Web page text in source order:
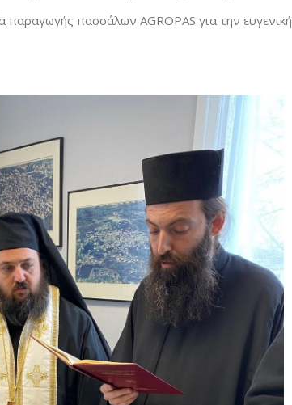
παραγωγής πασσάλων AGROPAS για την ευγενική